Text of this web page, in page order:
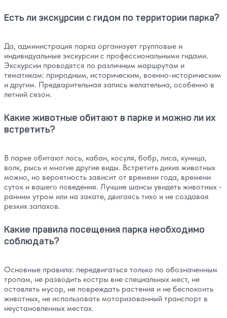
Есть ли экскурсии с гидом по территории парка?
Да, администрация парка организует групповые и
индивидуальные экскурсии с профессиональными гидами.
Экскурсии проводятся по различным маршрутам и
тематикам: природным, историческим, военно-историческим
и другим. Предварительная запись желательна, особенно в
летний сезон.
Какие животные обитают в парке и можно ли их
встретить?
В парке обитают лось, кабан, косуля, бобр, лиса, куница,
волк, рысь и многие другие виды. Встретить диких животных
можно, но вероятность зависит от времени года, времени
суток и вашего поведения. Лучшие шансы увидеть животных -
ранним утром или на закате, двигаясь тихо и не создавая
резких запахов.
Какие правила посещения парка необходимо
соблюдать?
Основные правила: передвигаться только по обозначенным
тропам, не разводить костры вне специальных мест, не
оставлять мусор, не повреждать растения и не беспокоить
животных, не использовать моторизованный транспорт в
неустановленных местах.